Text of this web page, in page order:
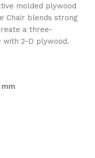
molded plywood
Chair blends strong
a three-
with 2-D plywood.